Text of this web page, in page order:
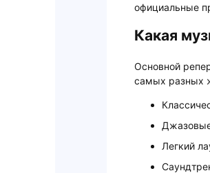
официальные
Какая
Основной
самых разных
Легкий